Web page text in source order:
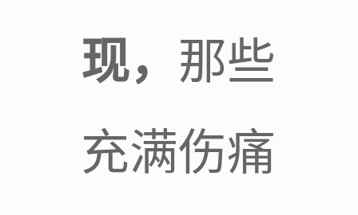
现， 那些
充满伤痛